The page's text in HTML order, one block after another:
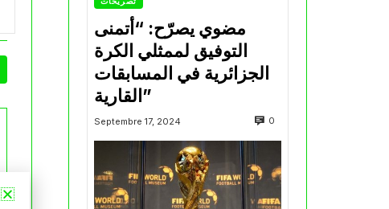
مضوي يصرّح: “أتمنى
التوفيق لممثلي الكرة
الجزائرية في المسابقات
القارية”
Septembre 17, 2024 0